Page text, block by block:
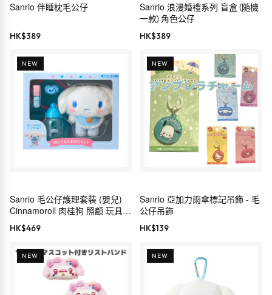
Sanrio 伴睡枕毛公仔
HK$389
Sanrio 浪漫婚禮系列 盲盒（隨機
一款）角色公仔
HK$389
NEW
Sanrio 毛公仔護理套裝 (嬰兒)
Cinnamoroll 肉桂狗 照顧 玩具
禮物 199249
HK$469
NEW
Sanrio 亞加力雨傘標記吊飾 - 毛
公仔吊飾
HK$139
NEW NEW